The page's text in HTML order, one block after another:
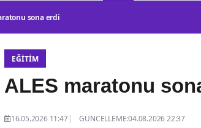
sona erdi
EĞITIM
ALES maratonu
16.05.2026 11:47 GÜNCELLEME:04.08.2026 22:37